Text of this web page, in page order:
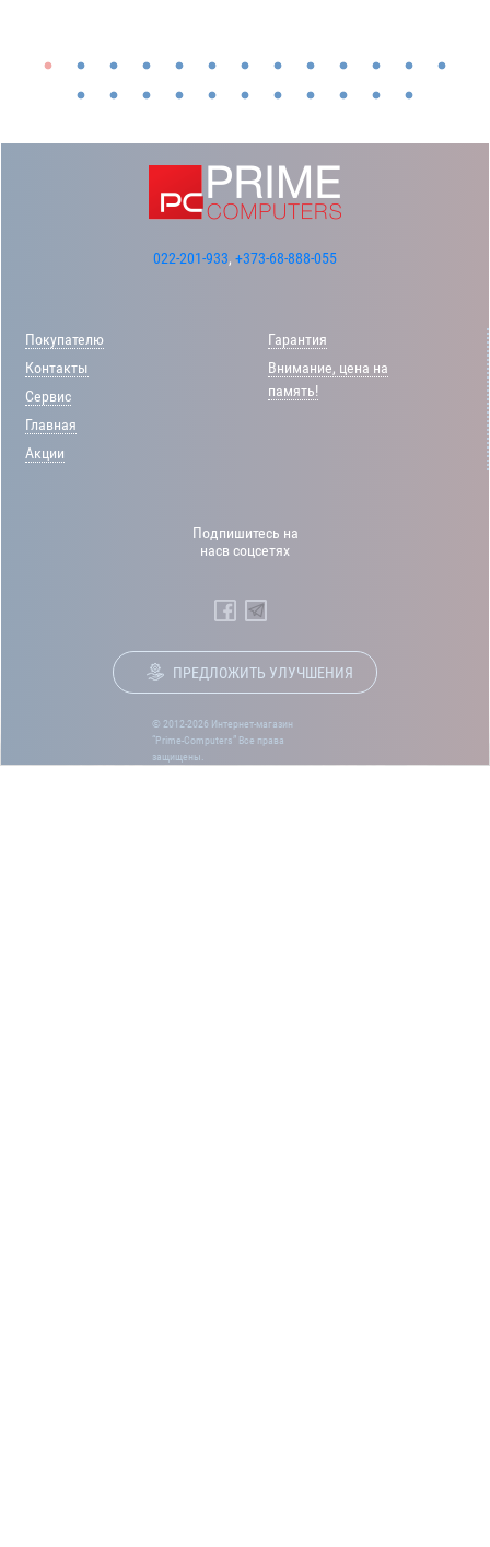
022-201-933, +373-68-888-055
Покупателю
Контакты
Сервис
Главная
Акции
Гарантия
Внимание, цена на
память!
Подпишитесь на
насв соцсетях
ПРЕДЛОЖИТЬ УЛУЧШЕНИЯ
© 2012-2026 Интернет-магазин
“Prime-Computers” Все права
защищены.